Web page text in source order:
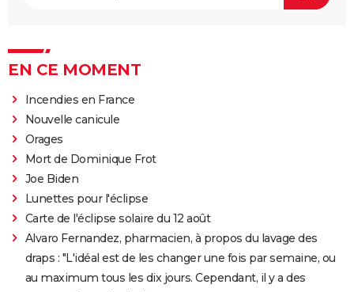
EN CE MOMENT
Incendies en France
Nouvelle canicule
Orages
Mort de Dominique Frot
Joe Biden
Lunettes pour l'éclipse
Carte de l'éclipse solaire du 12 août
Alvaro Fernandez, pharmacien, à propos du lavage des
draps : "L'idéal est de les changer une fois par semaine, ou
au maximum tous les dix jours. Cependant, il y a des